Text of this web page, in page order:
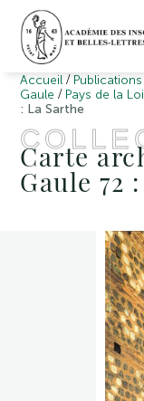
Accueil / Publications
Gaule / Pays de la
: La Sarthe
Carte
Gaule 72